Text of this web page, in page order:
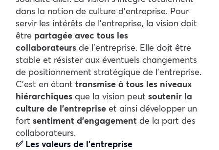
dans la notion de culture d’entreprise. Pour
servir les intérêts de l’entreprise, la vision doit
être partagée avec tous les
collaborateurs de l’entreprise. Elle doit être
stable et résister aux éventuels changements
de positionnement stratégique de l’entreprise.
C’est en étant transmise à tous les niveaux
hiérarchiques que la vision peut soutenir la
culture de l’entreprise et ainsi développer un
fort sentiment d’engagement de la part des
collaborateurs.
✅ Les valeurs de l’entreprise